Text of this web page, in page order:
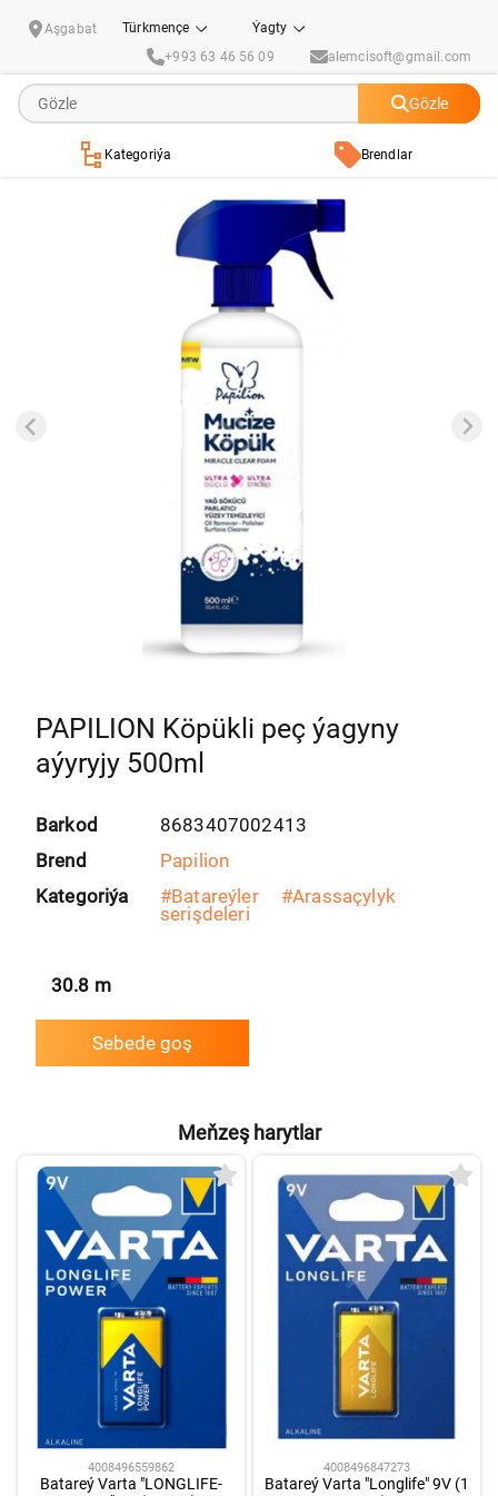
Aşgabat Türkmençe
Ýagty
+993 63 46 56 09
alemcisoft@gmail.com
Gözle
Kategoriýa Brendlar
PAPILION Köpükli peç ýagyny
aýyryjy 500ml
Barkod
8683407002413
Brend
Papilion
Kategoriýa
#Batareýler #Arassaçylyk
serişdeleri
30.8 m
Sebede goş
Meňzeş harytlar
4008496559862
Batareý Varta "LONGLIFE-
4008496847273
Batareý Varta "Longlife" 9V (1